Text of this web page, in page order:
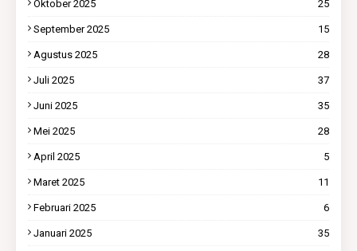
Oktober 2025 25
September 2025 15
Agustus 2025 28
Juli 2025 37
Juni 2025 35
Mei 2025 28
April 2025 5
Maret 2025 11
Februari 2025 6
Januari 2025 35